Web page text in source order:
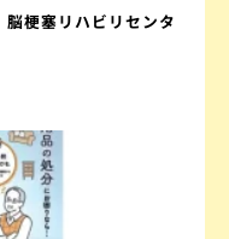
梗塞リハビリセンタ